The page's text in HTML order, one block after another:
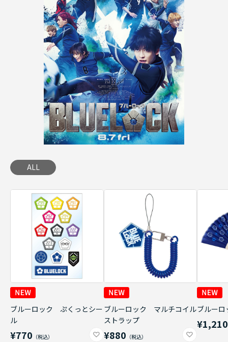
ALL
ブルーロック ぷくっとシー
ル
¥770
ブルーロック マルチコイル
ストラップ
¥880
ブルー
¥1,210